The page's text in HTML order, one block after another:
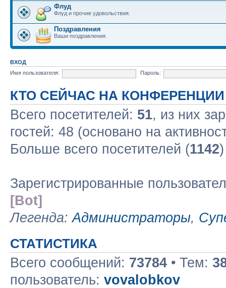
Флуд
Флуд и прочие удовольствия.
Поздравления
Ваши поздравления.
ВХОД
Имя пользователя:
Пароль:
КТО СЕЙЧАС НА КОНФЕРЕНЦИИ
Всего посетителей: 51, из них
гостей: 48 (основано на
Больше всего посетителей (1142
Зарегистрированные
[Bot]
Легенда:Администраторы,
СТАТИСТИКА
Всего сообщений: 73784 • Тем:
пользователь: vovalobkov